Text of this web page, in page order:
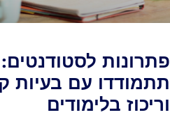
פתרונות
תתמודדו עם בעיות
וריכוז בלימודים